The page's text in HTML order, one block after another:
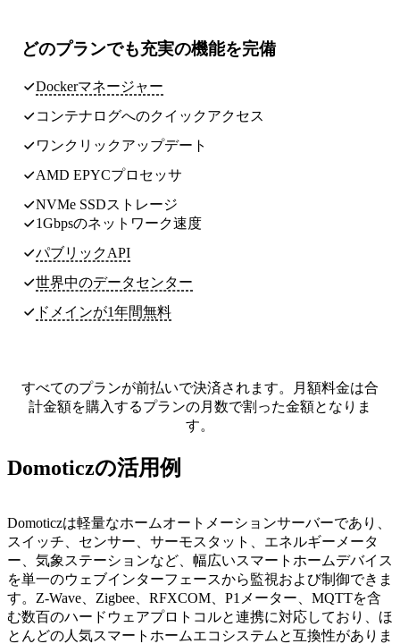
どのプランでも充実の機能を完備
Dockerマネージャー
コンテナログへのクイックアクセス
ワンクリックアップデート
AMD EPYCプロセッサ
NVMe SSDストレージ
1Gbpsのネットワーク速度
パブリックAPI
世界中のデータセンター
ドメインが1年間無料
すべてのプランが前払いで決済されます。月額料金は合
計金額を購入するプランの月数で割った金額となりま
す。
Domoticzの活用例
Domoticzは軽量なホームオートメーションサーバーであり、
スイッチ、センサー、サーモスタット、エネルギーメータ
ー、気象ステーションなど、幅広いスマートホームデバイス
を単一のウェブインターフェースから監視および制御できま
す。Z-Wave、Zigbee、RFXCOM、P1メーター、MQTTを含
む数百のハードウェアプロトコルと連携に対応しており、ほ
とんどの人気スマートホームエコシステムと互換性がありま